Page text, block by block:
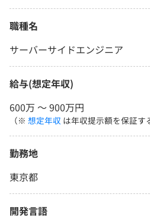
職種名
サーバーサイドエンジニア
給与(想定年収)
600万 〜 900万円
（※ 想定年収 は年収提示額を保証す
勤務地
東京都
開発言語